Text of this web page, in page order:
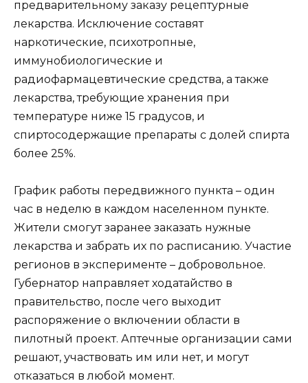
предварительному заказу рецептурные
лекарства. Исключение составят
наркотические, психотропные,
иммунобиологические и
радиофармацевтические средства, а также
лекарства, требующие хранения при
температуре ниже 15 градусов, и
спиртосодержащие препараты с долей спирта
более 25%.
График работы передвижного пункта – один
час в неделю в каждом населенном пункте.
Жители смогут заранее заказать нужные
лекарства и забрать их по расписанию. Участие
регионов в эксперименте – добровольное.
Губернатор направляет ходатайство в
правительство, после чего выходит
распоряжение о включении области в
пилотный проект. Аптечные организации сами
решают, участвовать им или нет, и могут
отказаться в любой момент.